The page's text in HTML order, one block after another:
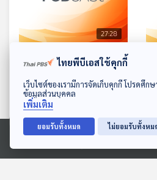
ดาวน์โหลด Thai PBS Podcast Application
Ⓒ 2020 องค์การกระจายเสียงและแพร่ภาพสาธารณะแห่งประ
27:28
EP. 1579: กระรอกน้อยจอม
พระอาทิตย์ยิ้มแฉ่ง
ไทยพีบีเอสใช้คุกกี้
เว็บไซต์ของเรามีการจัดเก็บคุกกี้ โปรดศึก
ข้อมูลส่วนบุคคล
เพิ่มเติม
ยอมรับทั้งหมด ไม่ยอมรับทั้งหม